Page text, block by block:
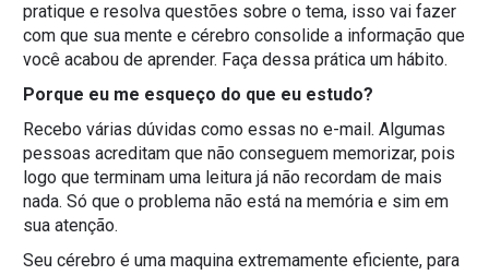
pratique e resolva questões sobre o tema, isso vai fazer
com que sua mente e cérebro consolide a informação que
você acabou de aprender. Faça dessa prática um hábito.
Porque eu me esqueço do que eu estudo?
Recebo várias dúvidas como essas no e-mail. Algumas
pessoas acreditam que não conseguem memorizar, pois
logo que terminam uma leitura já não recordam de mais
nada. Só que o problema não está na memória e sim em
sua atenção.
Seu cérebro é uma maquina extremamente eficiente, para